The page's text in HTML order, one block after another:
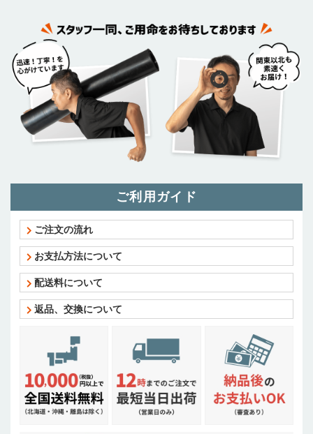
ご利用ガイド
ご注文の流れ
お支払方法について
配送料について
返品、交換について